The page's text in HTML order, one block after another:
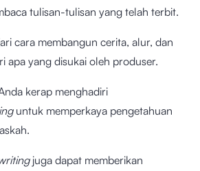
tulisan-tulisan yang telah terbit.
cara membangun cerita, alur, dan
apa yang disukai oleh produser.
kerap menghadiri
untuk memperkaya pengetahuan
juga dapat memberikan